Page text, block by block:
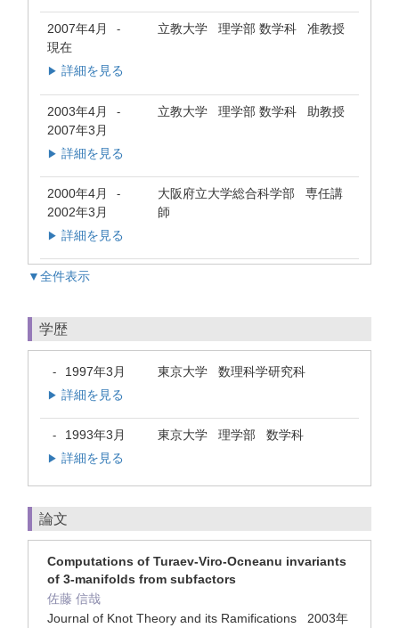
2007年4月 -
現在
立教大学 理学部 数学科 准教授
▶ 詳細を見る
2003年4月 -
2007年3月
立教大学 理学部 数学科 助教授
▶ 詳細を見る
2000年4月 -
2002年3月
大阪府立大学総合科学部 専任講
師
▶ 詳細を見る
▼全件表示
学歴
- 1997年3月 東京大学 数理科学研究科
▶ 詳細を見る
- 1993年3月 東京大学 理学部 数学科
▶ 詳細を見る
論文
Computations of Turaev-Viro-Ocneanu invariants
of 3-manifolds from subfactors
佐藤 信哉
Journal of Knot Theory and its Ramifications 2003年